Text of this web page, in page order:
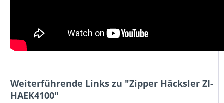
Weiterführende Links zu "Zipper Häcksler ZI-
HAEK4100"